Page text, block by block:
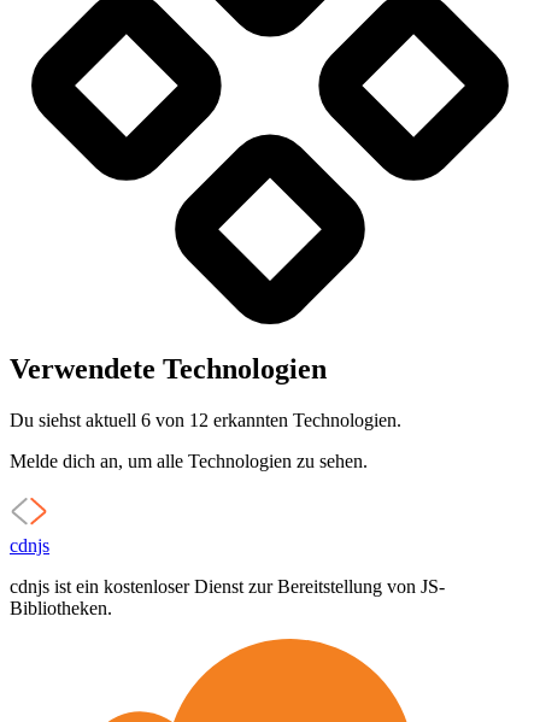
Verwendete Technologien
Du siehst aktuell 6 von 12 erkannten Technologien.
Melde dich an, um alle Technologien zu sehen.
cdnjs
cdnjs ist ein kostenloser Dienst zur Bereitstellung von JS-
Bibliotheken.